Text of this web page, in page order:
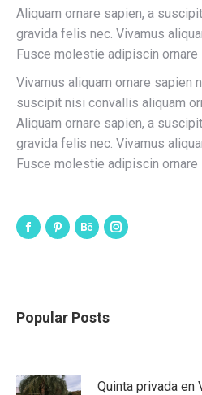
Aliquam ornare sapien, a
gravida felis nec. Vivamus
Fusce molestie adipiscin ornare
Vivamus aliquam ornare sapien
suscipit nisi convallis aliquam
Aliquam ornare sapien, a
gravida felis nec. Vivamus
Fusce molestie adipiscin
Popular Posts
Quinta privada en